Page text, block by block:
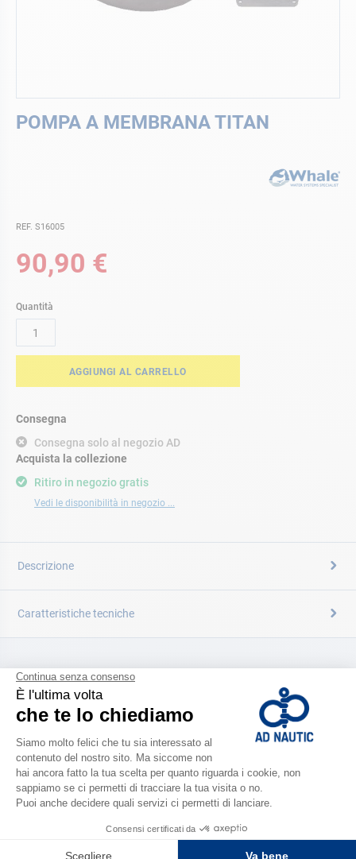
POMPA A MEMBRANA TITAN
REF. S16005
90,90 €
Quantità
AGGIUNGI AL CARRELLO
Consegna
Consegna solo al negozio AD
Ritiro in negozio gratis
Vedi le disponibilità in negozio ...
Acquista la collezione
all'inizio
Descrizione
Caratteristiche tecniche
CATALOGARE
Scopri la
nuova guida AD 2026